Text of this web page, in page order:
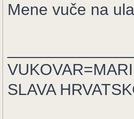
Mene vuče na
SLAVA